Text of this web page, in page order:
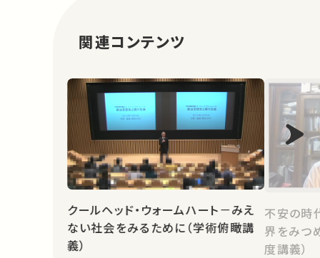
関連コンテンツ
クールヘッド・ウォームハート－みえ
ない社会をみるために（学術俯瞰講
義）
不安の時
界をみつ
度講義）